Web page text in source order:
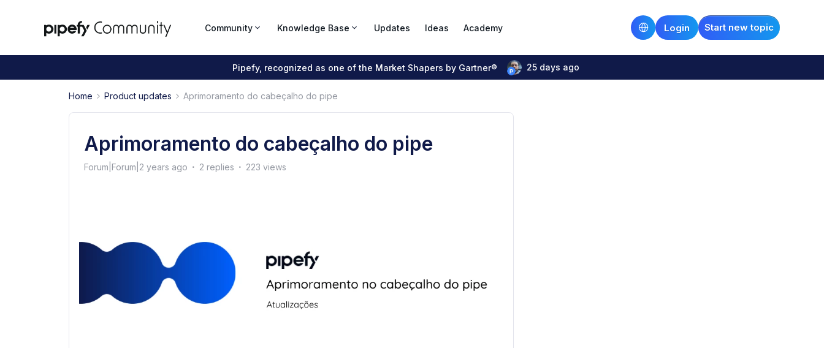
Community Knowledge Base Updates Ideas Academy Start new topic
Login
Pipefy, recognized as one of the Market Shapers by Gartner® 25 days ago
Home Product updates Aprimoramento do cabeçalho do pipe
Aprimoramento do cabeçalho do pipe
Forum|Forum|2 years ago 2 replies 223 views